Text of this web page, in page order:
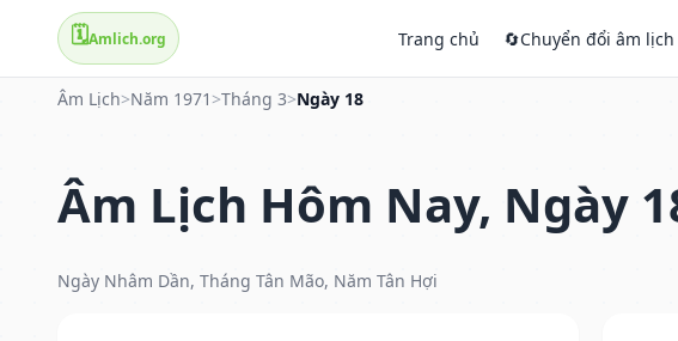
🗓️Amlich.org Trang chủ 🔄Chuyển đổi âm lịch
Âm Lịch>Năm 1971 >Tháng 3>Ngày 18
Âm Lịch Hôm Nay, Ngày
Ngày Nhâm Dần, Tháng Tân Mão, Năm Tân Hợi